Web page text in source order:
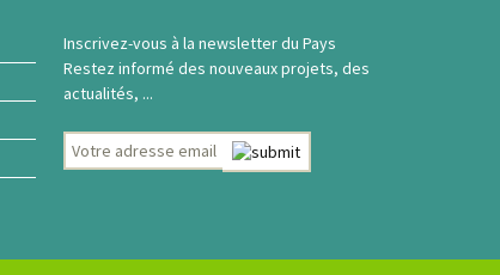
Inscrivez-vous à la newsletter du Pays
Restez informé des nouveaux projets, des
actualités, ...